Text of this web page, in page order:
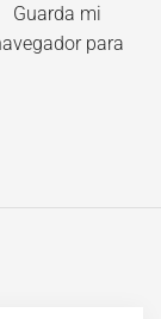
Guarda mi
para